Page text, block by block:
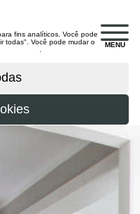
MENU
fins analíticos. Você pode
todas". Você pode mudar o